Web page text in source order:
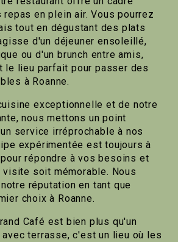
en plein air. Vous pourrez
tout en dégustant des plats
d'un déjeuner ensoleillé,
ou d'un brunch entre amis,
le lieu parfait pour passer des
à Roanne.
exceptionnelle et de notre
nous mettons un point
service irréprochable à nos
expérimentée est toujours à
répondre à vos besoins et
visite soit mémorable. Nous
réputation en tant que
choix à Roanne.
Café est bien plus qu'un
terrasse, c'est un lieu où les